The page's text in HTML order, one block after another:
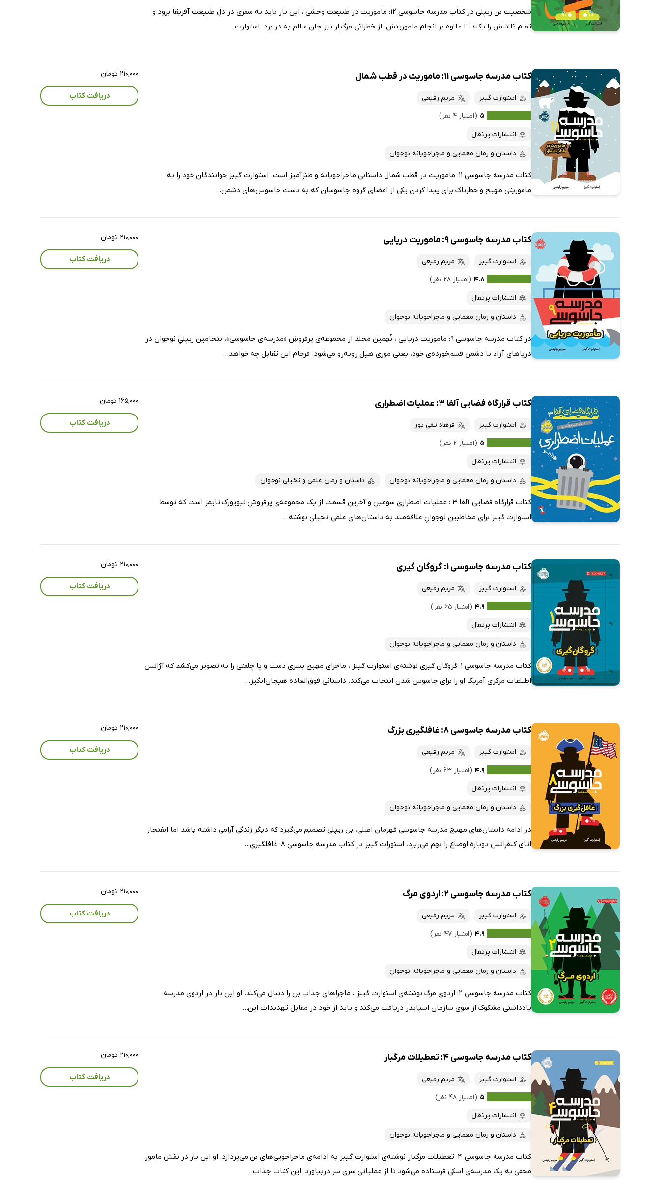
شخصیت بن ریپلی در کتاب مدرسه جاسوسی 12: ماموریت در طبیعت وحشی ، این بار باید به سفری در دل طبیعت آفریقا برود و
تمام تلاشش را بکند تا علاوه بر انجام ماموریتش، از خطراتی مرگبار نیز جان سالم به در برد. استوارت...
کتاب مدرسه جاسوسی 11: ماموریت در قطب شمال
استوارت گیبز
مریم رفیعی
۵ (امتیاز ۴ نفر)
انتشارات پرتقال
داستان و رمان معمایی و ماجراجویانه نوجوان
کتاب مدرسه جاسوسی 11: ماموریت در قطب شمال داستانی ماجراجویانه و طنزآمیز است. استوارت گیبز خوانندگان خود را به
ماموریتی مهیج و خطرناک برای پیدا کردن یکی از اعضای گروه جاسوسان که به دست جاسوس‌های دشمن...
۲۱۰,۰۰۰ تومان
دریافت کتاب
کتاب مدرسه جاسوسی 9: ماموریت دریایی
استوارت گیبز
مریم رفیعی
۴.۸ (امتیاز ۲۸ نفر)
انتشارات پرتقال
داستان و رمان معمایی و ماجراجویانه نوجوان
در کتاب مدرسه جاسوسی 9: ماموریت دریایی ، نُهمین مجلد از مجموعه‌ی پرفروشِ «مدرسه‌ی جاسوسی»، بنجامین ریپلیِ نوجوان در
دریاهای آزاد با دشمن قسم‌خورده‌ی خود، یعنی موری هیل روبه‌رو می‌شود. فرجام این تقابل چه خواهد...
۲۱۰,۰۰۰ تومان
دریافت کتاب
کتاب قرارگاه فضایی آلفا 3: عملیات اضطراری
استوارت گیبز
فرهاد تقی پور
۵ (امتیاز ۲ نفر)
انتشارات پرتقال
داستان و رمان معمایی و ماجراجویانه نوجوان داستان و رمان علمی و تخیلی نوجوان
کتاب قرارگاه فضایی آلفا 3 : عملیات اضطراری سومین و آخرین قسمت از یک مجموعه‌ی پرفروش نیویورک تایمز است که توسط
استوارت گیبز برای مخاطبین نوجوانِ علاقه‌مند به داستان‌های علمی-تخیلی نوشته...
۱۶۵,۰۰۰ تومان
دریافت کتاب
کتاب مدرسه جاسوسی 1: گروگان گیری
استوارت گیبز
مریم رفیعی
۴.۹ (امتیاز ۶۵ نفر)
انتشارات پرتقال
داستان و رمان معمایی و ماجراجویانه نوجوان
کتاب مدرسه جاسوسی 1: گروگان گیری نوشته‌ی استوارت گیبز ، ماجرای مهیج پسری دست و پا چلفتی را به تصویر می‌کشد که آژانس
اطلاعات مرکزی آمریکا او را برای جاسوس شدن انتخاب می‌کند. داستانی فوق‌العاده هیجان‌انگیز...
۲۱۰,۰۰۰ تومان
دریافت کتاب
کتاب مدرسه جاسوسی 8: غافلگیری بزرگ
استوارت گیبز
مریم رفیعی
۴.۹ (امتیاز ۶۳ نفر)
انتشارات پرتقال
داستان و رمان معمایی و ماجراجویانه نوجوان
در ادامه داستان‌های مهیج مدرسه جاسوسی قهرمان اصلی، بن ریپلی تصمیم می‌گیرد که دیگر زندگی آرامی داشته باشد اما انفنجار
اتاق کنفرانس دوباره اوضاع را بهم می‌ریزد. استورات گیبز در کتاب مدرسه جاسوسی 8: غافلگیری...
۲۱۰,۰۰۰ تومان
دریافت کتاب
کتاب مدرسه جاسوسی 2: اردوی مرگ
استوارت گیبز
مریم رفیعی
۴.۹ (امتیاز ۴۷ نفر)
انتشارات پرتقال
داستان و رمان معمایی و ماجراجویانه نوجوان
کتاب مدرسه جاسوسی 2: اردوی مرگ نوشته‌ی استوارت گیبز ، ماجراهای جذاب بن را دنبال می‌کند. او این بار در اردوی مدرسه
یادداشتی مشکوک از سوی سازمان اسپایدر دریافت می‌کند و باید از خود در مقابل تهدیدات این...
۲۱۰,۰۰۰ تومان
دریافت کتاب
کتاب مدرسه جاسوسی 4: تعطیلات مرگبار
استوارت گیبز
مریم رفیعی
۵ (امتیاز ۴۸ نفر)
انتشارات پرتقال
داستان و رمان معمایی و ماجراجویانه نوجوان
کتاب مدرسه جاسوسی 4: تعطیلات مرگبار نوشته‌ی استوارت گیبز به ادامه‌ی ماجراجویی‌های بن می‌پردازد. او این بار در نقش مامور
مخفی به یک مدرسه‌ی اسکی فرستاده می‌شود تا از عملیاتی سری سر دربیاورد. این کتاب جذاب...
۲۱۰,۰۰۰ تومان
دریافت کتاب